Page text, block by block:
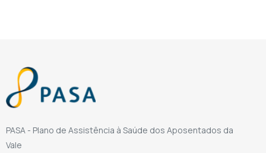
PASA - Plano de Assistência à Saúde dos Aposentados da
Vale